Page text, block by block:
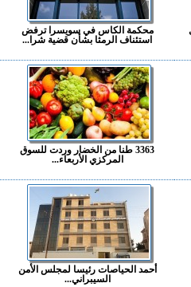
محكمة الكاس في سويسرا ترفض
استئناف الرمثا بشأن قضية شرا...
3363 طنا من الخضار وردت للسوق
المركزي الأربعاء...
أحمد الحياصات رئيسا لمجلس الأمن
السيبراني...